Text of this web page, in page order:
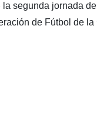
segunda jornada
de Fútbol de